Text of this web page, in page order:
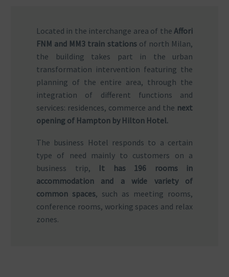
Located in the interchange area of the Affori
FNM and MM3 train stationsof north Milan,
the building takes part in the urban
transformation intervention featuring the
planning of the entire area, through the
integration of different functions and
services: residences, commerce and the next
opening of Hampton by Hilton Hotel.
The business Hotel responds to a certain
type of need mainly to customers on a
business trip, It has 196 rooms in
accommodation and a wide variety of
common spaces, such as meeting rooms,
conference rooms, working spaces and relax
zones.